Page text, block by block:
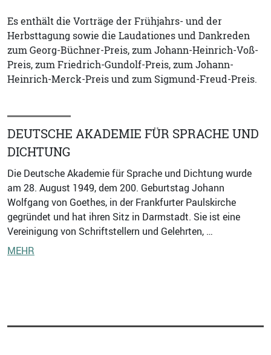
Es enthält die Vorträge der Frühjahrs- und der
Herbsttagung sowie die Laudationes und Dankreden
zum Georg-Büchner-Preis, zum Johann-Heinrich-Voß-
Preis, zum Friedrich-Gundolf-Preis, zum Johann-
Heinrich-Merck-Preis und zum Sigmund-Freud-Preis.
DEUTSCHE AKADEMIE FÜR SPRACHE UND
DICHTUNG
Die Deutsche Akademie für Sprache und Dichtung wurde
am 28. August 1949, dem 200. Geburtstag Johann
Wolfgang von Goethes, in der Frankfurter Paulskirche
gegründet und hat ihren Sitz in Darmstadt. Sie ist eine
Vereinigung von Schriftstellern und Gelehrten, …
MEHR